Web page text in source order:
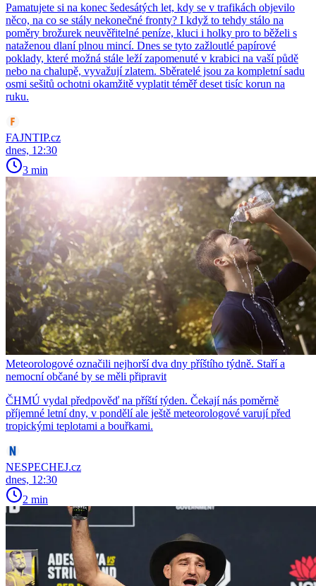
Pamatujete si na konec šedesátých let, kdy se v trafikách objevilo
něco, na co se stály nekonečné fronty? I když to tehdy stálo na
poměry brožurek neuvěřitelné peníze, kluci i holky pro to běželi s
nataženou dlaní plnou mincí. Dnes se tyto zažloutlé papírové
poklady, které možná stále leží zapomenuté v krabici na vaší půdě
nebo na chalupě, vyvažují zlatem. Sběratelé jsou za kompletní sadu
osmi sešitů ochotni okamžitě vyplatit téměř deset tisíc korun na
ruku.
FAJNTIP.cz
dnes, 12:30
3 min
Meteorologové označili nejhorší dva dny příštího týdně. Staří a
nemocní občané by se měli připravit
ČHMÚ vydal předpověď na příští týden. Čekají nás poměrně
příjemné letní dny, v pondělí ale ještě meteorologové varují před
tropickými teplotami a bouřkami.
NESPECHEJ.cz
dnes, 12:30
2 min